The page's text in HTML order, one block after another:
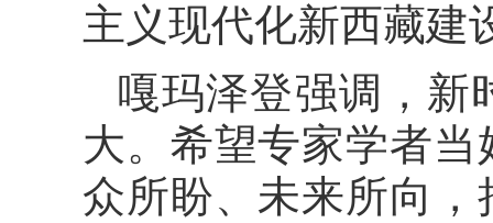
主义现代化新西藏建
嘎玛泽登强调，新
大。希望专家学者
众所盼、未来所向